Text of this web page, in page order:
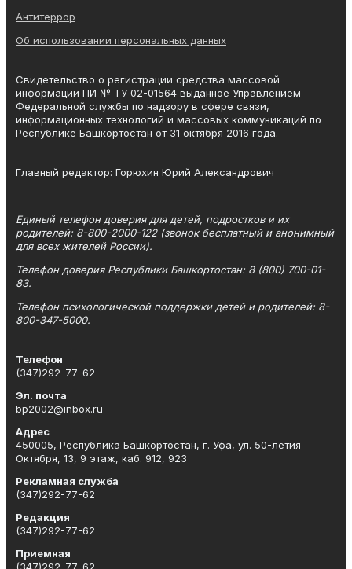
Антитеррор
Об использовании персональных данных
Свидетельство о регистрации средства массовой
информации ПИ № ТУ 02-01564 выданное Управлением
Федеральной службы по надзору в сфере связи,
информационных технологий и массовых коммуникаций по
Республике Башкортостан от 31 октября 2016 года.
Главный редактор: Горюхин Юрий Александрович
Единый телефон доверия для детей, подростков и их
родителей: 8-800-2000-122 (звонок бесплатный и анонимный
для всех жителей России).
Телефон доверия Республики Башкортостан: 8 (800) 700-01-
83.
Телефон психологической поддержки детей и родителей: 8-
800-347-5000.
Телефон
(347)292-77-62
Эл. почта
bp2002@inbox.ru
Адрес
450005, Республика Башкортостан, г. Уфа, ул. 50-летия
Октября, 13, 9 этаж, каб. 912, 923
Рекламная служба
(347)292-77-62
Редакция
(347)292-77-62
Приемная
(347)292-77-62